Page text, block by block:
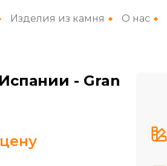
Изделия из камня О нас
- Gran